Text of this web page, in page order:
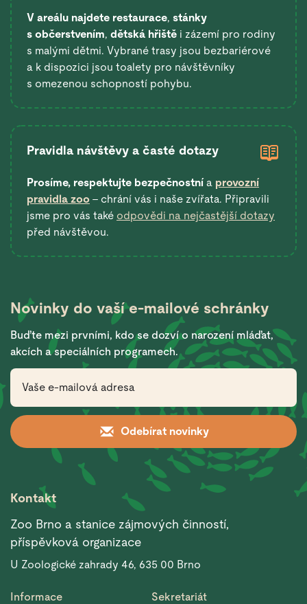
V areálu najdete restaurace, stánky
s občerstvením, dětská hřiště i zázemí pro rodiny
s malými dětmi. Vybrané trasy jsou bezbariérové
a k dispozici jsou toalety pro návštěvníky
s omezenou schopností pohybu.
Pravidla návštěvy a časté dotazy
Prosíme, respektujte bezpečnostní a provozní
pravidla zoo – chrání vás i naše zvířata. Připravili
jsme pro vás také odpovědi na nejčastější dotazy
před návštěvou.
Novinky do vašíe-mailové schránky
Buďte mezi prvními, kdo se dozví o narození mláďat,
akcích a speciálních programech.
Odebírat novinky
Kontakt
Zoo Brno a stanice zájmových činností,
příspěvková organizace
U Zoologické zahrady 46, 635 00 Brno
Informace Sekretariát